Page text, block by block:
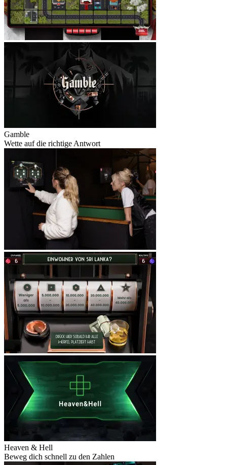
Gamble
Wette auf die richtige Antwort
Heaven & Hell
Beweg dich schnell zu den Zahlen